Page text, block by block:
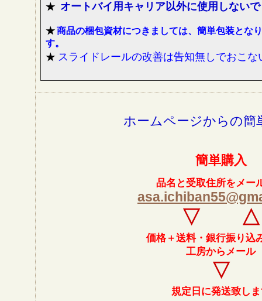
★ オートバイ用キャリア以外に使用しない
★商品の梱包資材につきましては、簡単包装とな
す。
★ スライドレールの改善は告知無しでおこな
ホームページからの簡
簡単購入
品名と受取住所をメー
▽ △
価格＋送料・銀行振り込
工房からメール
▽
規定日に発送致し